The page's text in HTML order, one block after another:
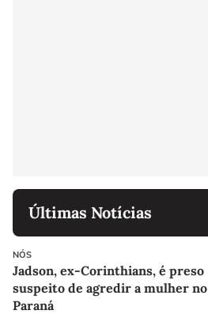
Últimas Notícias
NÓS
Jadson, ex-Corinthians, é preso
suspeito de agredir a mulher no
Paraná